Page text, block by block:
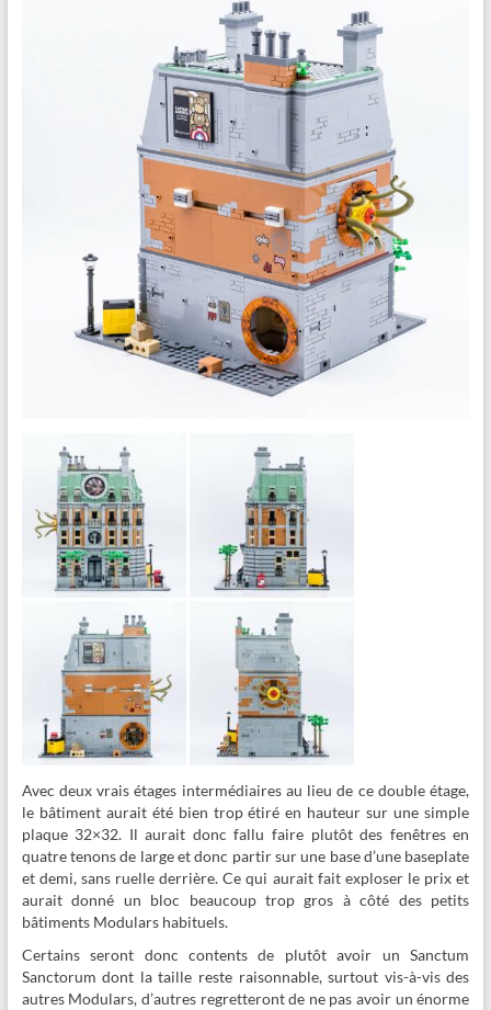
Avec deux vrais étages intermédiaires au lieu de ce double étage,
le bâtiment aurait été bien trop étiré en hauteur sur une simple
plaque 32×32. Il aurait donc fallu faire plutôt des fenêtres en
quatre tenons de large et donc partir sur une base d’une baseplate
et demi, sans ruelle derrière. Ce qui aurait fait exploser le prix et
aurait donné un bloc beaucoup trop gros à côté des petits
bâtiments Modulars habituels.
Certains seront donc contents de plutôt avoir un Sanctum
Sanctorum dont la taille reste raisonnable, surtout vis-à-vis des
autres Modulars, d’autres regretteront de ne pas avoir un énorme